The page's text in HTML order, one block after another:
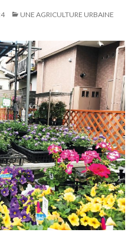
UNE AGRICULTURE URBAINE